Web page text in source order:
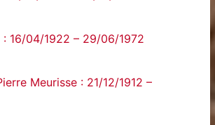
16/04/1922 – 29/06/1972
Meurisse : 21/12/1912 –